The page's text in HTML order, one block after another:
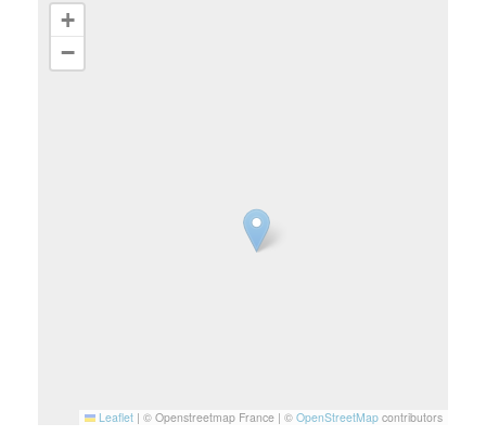
+
−
Leaflet | © Openstreetmap France | © OpenStreetMap contributors